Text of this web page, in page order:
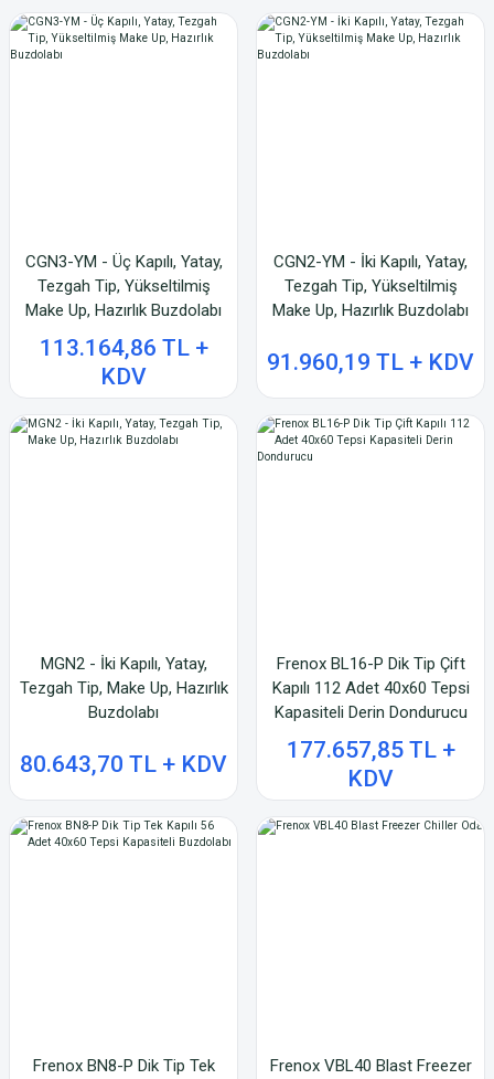
CGN3-YM - Üç Kapılı, Yatay,
Tezgah Tip, Yükseltilmiş
Make Up, Hazırlık Buzdolabı
113.164,86 TL +
KDV
CGN2-YM - İki Kapılı, Yatay,
Tezgah Tip, Yükseltilmiş
Make Up, Hazırlık Buzdolabı
91.960,19 TL + KDV
MGN2 - İki Kapılı, Yatay,
Tezgah Tip, Make Up, Hazırlık
Buzdolabı
80.643,70 TL + KDV
Frenox BL16-P Dik Tip Çift
Kapılı 112 Adet 40x60 Tepsi
Kapasiteli Derin Dondurucu
177.657,85 TL +
KDV
Frenox BN8-P Dik Tip Tek
Frenox VBL40 Blast Freezer